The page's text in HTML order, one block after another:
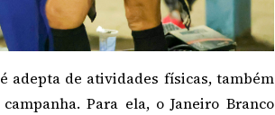
adepta de atividades físicas, também
Para ela, o Janeiro Branco